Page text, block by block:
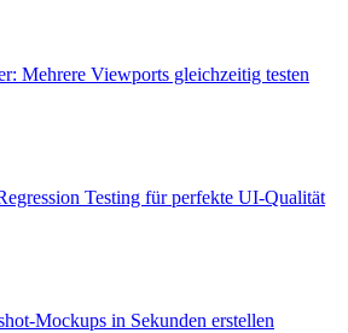
Mehrere Viewports gleichzeitig testen
Testing für perfekte UI-Qualität
Mockups in Sekunden erstellen